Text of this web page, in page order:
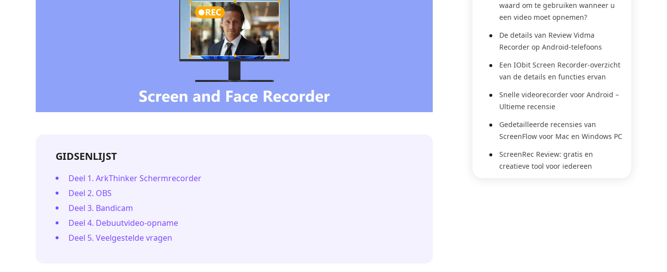
GIDSENLIJST
Deel 1. ArkThinker Schermrecorder
Deel 2. OBS
Deel 3. Bandicam
Deel 4. Debuutvideo-opname
Deel 5. Veelgestelde vragen
waard om te gebruiken wanneer u
een video moet opnemen?
De details van Review Vidma
Recorder op Android-telefoons
Een IObit Screen Recorder-overzicht
van de details en functies ervan
Snelle videorecorder voor Android –
Ultieme recensie
Gedetailleerde recensies van
ScreenFlow voor Mac en Windows PC
ScreenRec Review: gratis en
creatieve tool voor iedereen